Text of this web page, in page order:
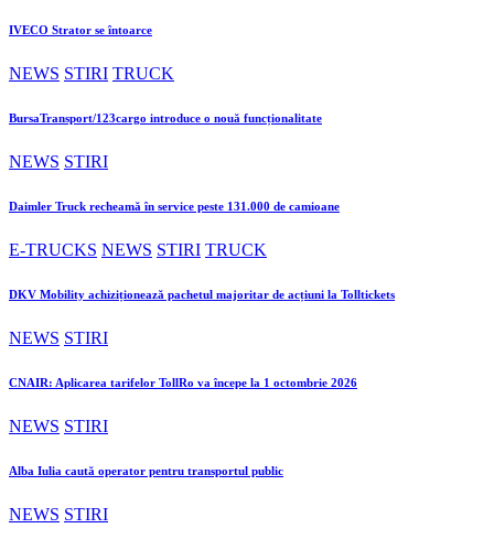
IVECO Strator se întoarce
NEWS STIRI TRUCK
BursaTransport/123cargo introduce o nouă funcționalitate
NEWS STIRI
Daimler Truck recheamă în service peste 131.000 de camioane
E-TRUCKS NEWS STIRI TRUCK
DKV Mobility achiziționează pachetul majoritar de acțiuni la Tolltickets
NEWS STIRI
CNAIR: Aplicarea tarifelor TollRo va începe la 1 octombrie 2026
NEWS STIRI
Alba Iulia caută operator pentru transportul public
NEWS STIRI